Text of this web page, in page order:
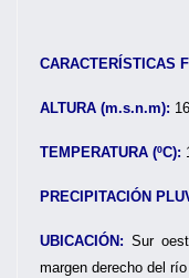
CARACTERÍSTICAS
ALTURA (m.s.n.m):
TEMPERATURA (ºC):
PRECIPITACIÓN
UBICACIÓN: Sur
margen derecho del